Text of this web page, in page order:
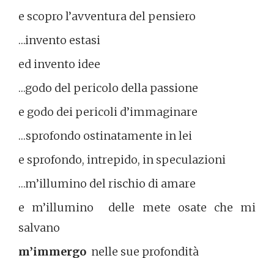
e scopro l’avventura del pensiero
…invento estasi
ed invento idee
…godo del pericolo della passione
e godo dei pericoli d’immaginare
…sprofondo ostinatamente in lei
e sprofondo, intrepido, in speculazioni
…m’illumino del rischio di amare
e m’illumino delle mete osate che mi
salvano
m’immergo nelle sue profondità